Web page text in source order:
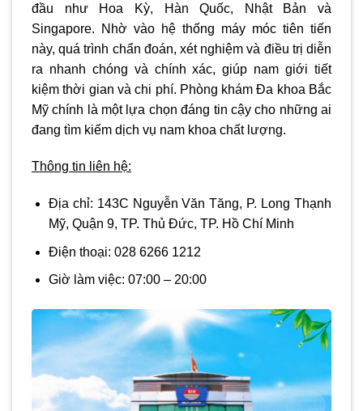
đầu như Hoa Kỳ, Hàn Quốc, Nhật Bản và
Singapore. Nhờ vào hệ thống máy móc tiên tiến
này, quá trình chẩn đoán, xét nghiệm và điều trị diễn
ra nhanh chóng và chính xác, giúp nam giới tiết
kiệm thời gian và chi phí. Phòng khám Đa khoa Bắc
Mỹ chính là một lựa chọn đáng tin cậy cho những ai
đang tìm kiếm dịch vụ nam khoa chất lượng.
Thông tin liên hệ:
Địa chỉ: 143C Nguyễn Văn Tăng, P. Long Thạnh
Mỹ, Quận 9, TP. Thủ Đức, TP. Hồ Chí Minh
Điện thoại: 028 6266 1212
Giờ làm việc: 07:00 – 20:00